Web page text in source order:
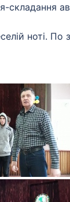
складання
ноті. По